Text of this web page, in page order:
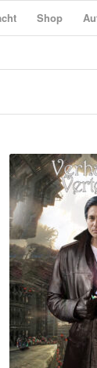
Shop